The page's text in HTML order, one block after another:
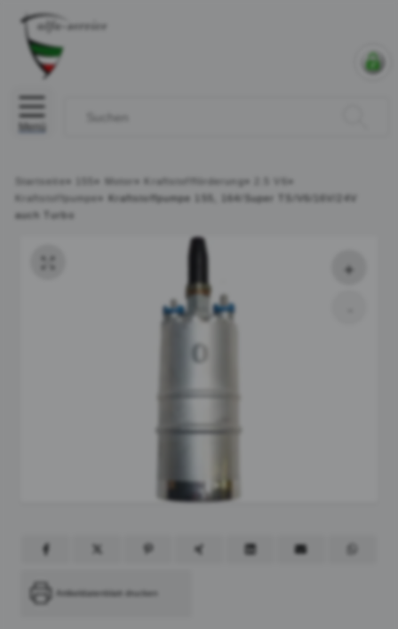
Menü
Startseite » » » Kraftstoffförderung»
»
Kraftstoffpumpe »
Kraftstoffpumpe 155, 164/Super TS/V6/16V/24V
auch Turbo
Artikeldatenblatt drucken